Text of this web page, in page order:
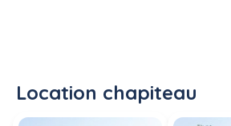
Location chapiteau